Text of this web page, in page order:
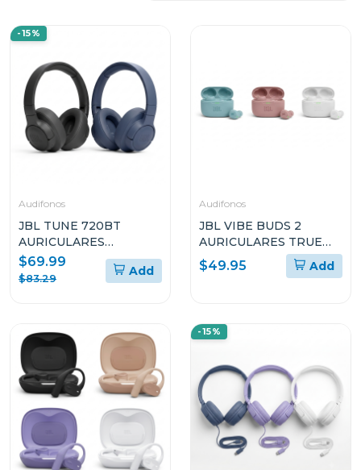
-15%
Audifonos
JBL TUNE 720BT
AURICULARES
CIRCUMAURALES
INALÁMBRICOS
$69.99
$83.29
Add
Audifonos
JBL VIBE BUDS 2
AURICULARES TRUE
WIRELESS CON
CANCELACIÓN DE
$49.95 Add
-15%